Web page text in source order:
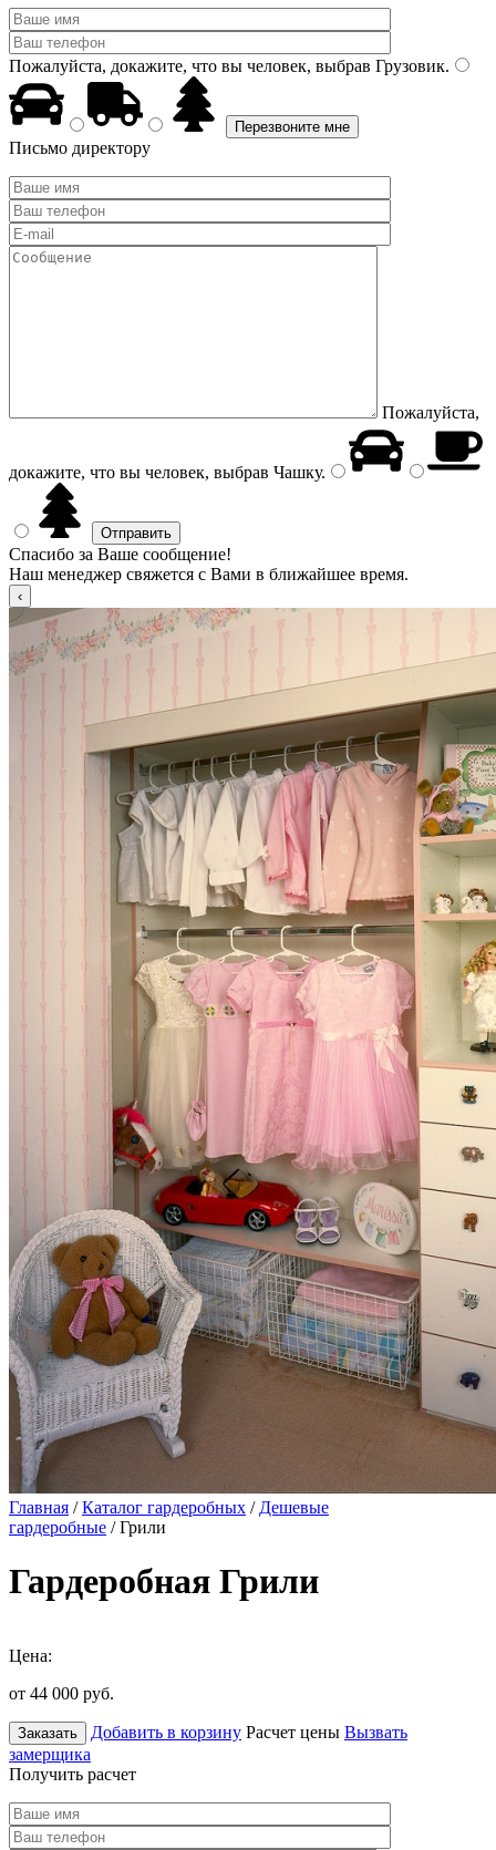
Пожалуйста, докажите, что вы человек, выбрав Грузовик.
Письмо директору
Пожалуйста,
докажите, что вы человек, выбрав Чашку.
Спасибо за Ваше сообщение!
Наш менеджер свяжется с Вами в ближайшее время.
Главная /Каталог гардеробных / Дешевые
гардеробные / Грили
Гардеробная Грили
Цена:
от 44 000 руб.
Заказать Добавить в корзину Расчет цены Вызвать
замерщика
Получить расчет